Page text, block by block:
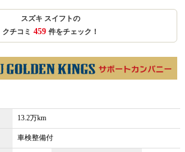
スズキ スイフトの
クチコミ 459 件をチェック！
13.2万km
車検整備付